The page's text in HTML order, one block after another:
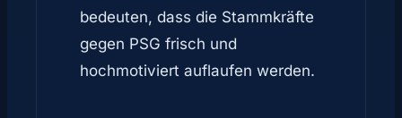
bedeuten, dass die Stammkräfte
gegen PSG frisch und
hochmotiviert auflaufen werden.